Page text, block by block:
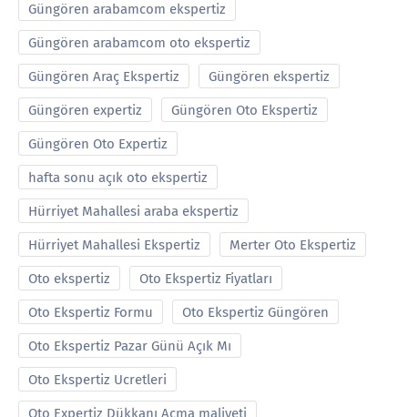
Güngören arabamcom ekspertiz
Güngören arabamcom oto ekspertiz
Güngören Araç Ekspertiz Güngören ekspertiz
Güngören expertiz Güngören Oto Ekspertiz
Güngören Oto Expertiz
hafta sonu açık oto ekspertiz
Hürriyet Mahallesi araba ekspertiz
Hürriyet Mahallesi Ekspertiz Merter Oto Ekspertiz
Oto ekspertiz Oto Ekspertiz Fiyatları
Oto Ekspertiz Formu Oto Ekspertiz Güngören
Oto Ekspertiz Pazar Günü Açık Mı
Oto Ekspertiz Ucretleri
Oto Expertiz Dükkanı Açma maliyeti